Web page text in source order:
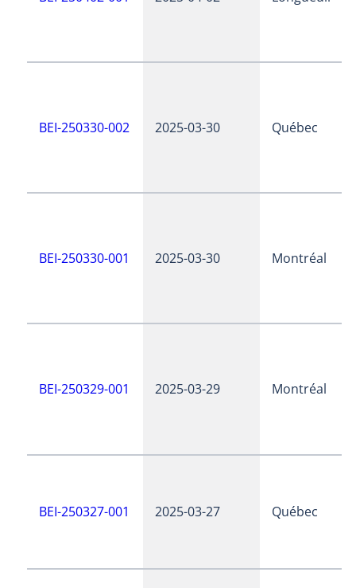
BEI-250330-002 2025-03-30 Québec
BEI-250330-001 2025-03-30 Montréal
BEI-250329-001 2025-03-29 Montréal
BEI-250327-001 2025-03-27 Québec